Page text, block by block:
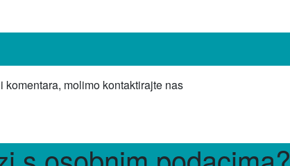
molimo kontaktirajte nas